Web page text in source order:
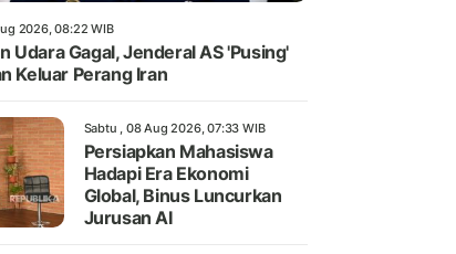
2026, 08:22 WIB
Udara Gagal, Jenderal AS 'Pusing'
Keluar Perang Iran
Sabtu , 08 Aug 2026, 07:33 WIB
Persiapkan Mahasiswa
Hadapi Era Ekonomi
Global, Binus Luncurkan
Jurusan AI